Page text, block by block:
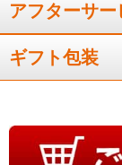
アフターサー
ギフト包装